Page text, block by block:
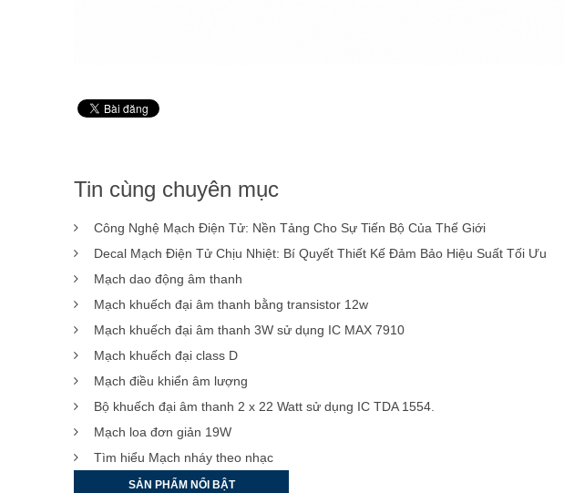
Tin cùng chuyên mục
Công Nghệ Mạch Điện Tử: Nền Tảng Cho Sự Tiến Bộ Của Thế Giới
Decal Mạch Điện Tử Chịu Nhiệt: Bí Quyết Thiết Kế Đảm Bảo Hiệu Suất Tối Ưu
Mạch dao động âm thanh
Mạch khuếch đại âm thanh bằng transistor 12w
Mạch khuếch đại âm thanh 3W sử dụng IC MAX 7910
Mạch khuếch đại class D
Mạch điều khiển âm lượng
Bộ khuếch đại âm thanh 2 x 22 Watt sử dụng IC TDA 1554.
Mạch loa đơn giản 19W
Tìm hiểu Mạch nháy theo nhạc
SẢN PHẨM NỔI BẬT